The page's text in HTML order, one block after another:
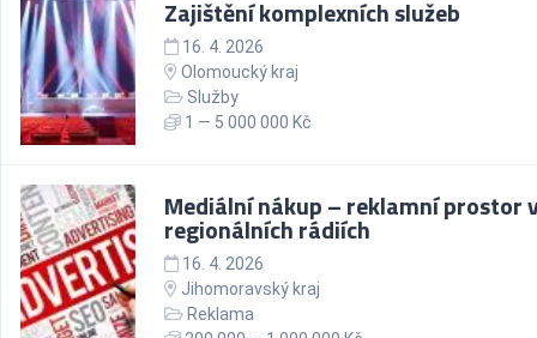
Zajištění komplexních služeb
16. 4. 2026
Olomoucký kraj
Služby
1 — 5 000 000 Kč
Mediální nákup – reklamní prostor
regionálních rádiích
16. 4. 2026
Jihomoravský kraj
Reklama